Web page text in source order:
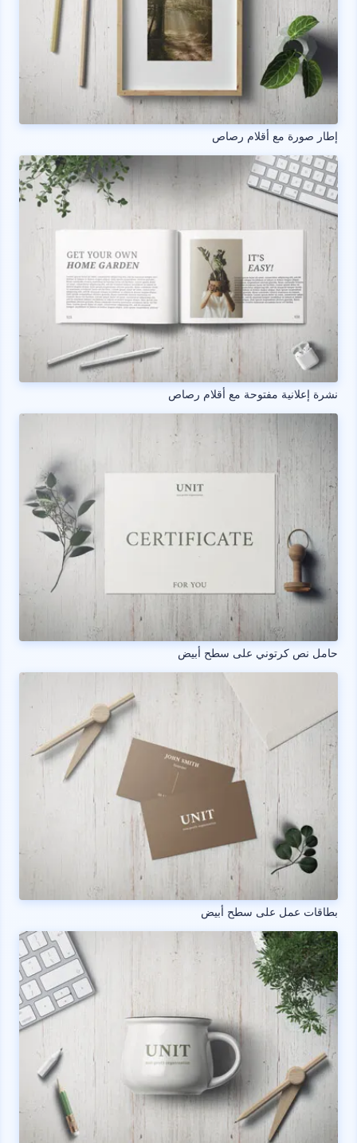
إطار صورة مع أقلام رصاص
نشرة إعلانية مفتوحة مع أقلام رصاص
حامل نص كرتوني على سطح أبيض
بطاقات عمل على سطح أبيض